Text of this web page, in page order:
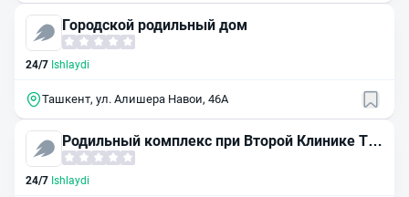
Городской родильный дом
24/7 Ishlaydi
Ташкент, ул. Алишера Навои, 46А
Родильный комплекс при Второй Клинике Та
шкентской Медицинской Академии
24/7 Ishlaydi